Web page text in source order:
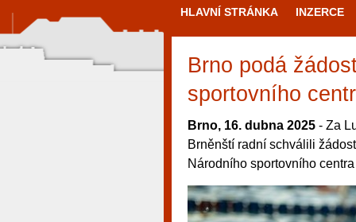
HLAVNÍ STRÁNKA INZERCE
Brno podá
sportovního
Brno, 16. dubna 2025 - Za
Brněnští radní schválili
Národního sportovního
návštěvníky, tak pro příležitostné